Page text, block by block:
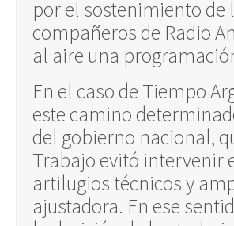
por el sostenimiento de
compañeros de Radio
al aire una
En el caso de Tiempo
este camino
del gobierno nacional,
Trabajo evitó intervenir
artilugios técnicos y
ajustadora. En ese